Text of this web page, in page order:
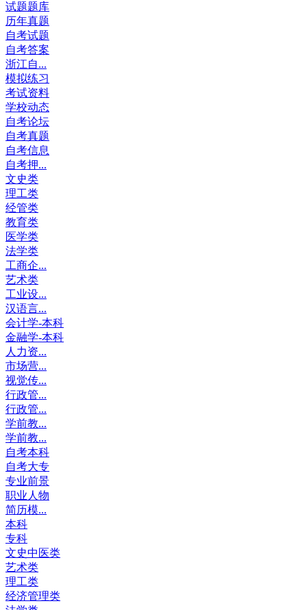
试题题库
历年真题
自考试题
自考答案
浙江自...
模拟练习
考试资料
学校动态
自考论坛
自考真题
自考信息
自考押...
文史类
理工类
经管类
教育类
医学类
法学类
工商企...
艺术类
工业设...
汉语言...
会计学-本科
金融学-本科
人力资...
市场营...
视觉传...
行政管...
行政管...
学前教...
学前教...
自考本科
自考大专
专业前景
职业人物
简历模...
本科
专科
文史中医类
艺术类
理工类
经济管理类